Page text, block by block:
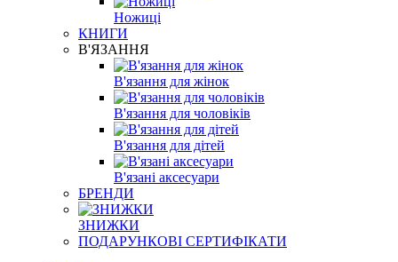
Ножиці
КНИГИ
В'ЯЗАННЯ
В'язання для жінок
В'язання для чоловіків
В'язання для дітей
В'язані аксесуари
БРЕНДИ
ЗНИЖКИ
ПОДАРУНКОВІ СЕРТИФІКАТИ